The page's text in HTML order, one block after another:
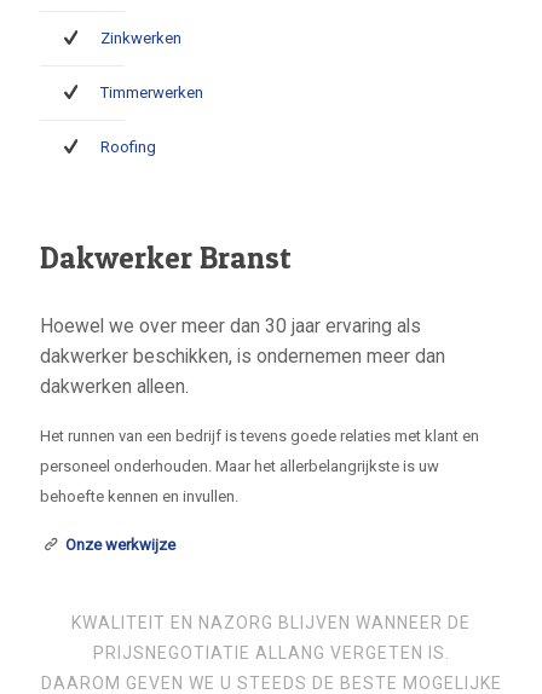
Zinkwerken
Timmerwerken
Roofing
Dakwerker Branst
Hoewel we over meer dan 30 jaar ervaring als
dakwerker beschikken, is ondernemen meer dan
dakwerken alleen.
Het runnen van een bedrijf is tevens goede relaties met klant en
personeel onderhouden. Maar het allerbelangrijkste is uw
behoefte kennen en invullen.
Onze werkwijze
KWALITEIT EN NAZORG BLIJVEN WANNEER DE
PRIJSNEGOTIATIE ALLANG VERGETEN IS.
DAAROM GEVEN WE U STEEDS DE BESTE MOGELIJKE